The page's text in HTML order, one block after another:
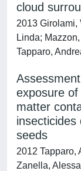
cloud
2013 Girolami,
Linda;
Tapparo,
exposure
matter
insecticides
seeds
2012 Tapparo,
Zanella,